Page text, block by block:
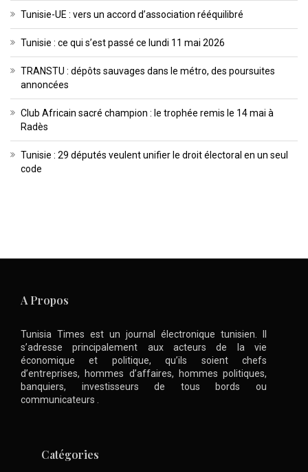
Tunisie-UE : vers un accord d’association rééquilibré
Tunisie : ce qui s’est passé ce lundi 11 mai 2026
TRANSTU : dépôts sauvages dans le métro, des poursuites
annoncées
Club Africain sacré champion : le trophée remis le 14 mai à
Radès
Tunisie : 29 députés veulent unifier le droit électoral en un seul
code
A Propos
Tunisia Times est un journal électronique tunisien. Il
s’adresse principalement aux acteurs de la vie
économique et politique, qu’ils soient chefs
d’entreprises, hommes d’affaires, hommes politiques,
banquiers, investisseurs de tous bords ou
communicateurs .
Catégories